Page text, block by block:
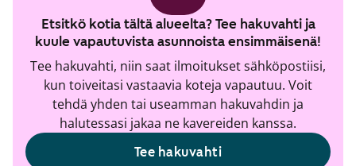
Etsitkö kotia tältä alueelta? Tee hakuvahti ja
kuule vapautuvista asunnoista ensimmäisenä!
Tee hakuvahti, niin saat ilmoitukset sähköpostiisi,
kun toiveitasi vastaavia koteja vapautuu. Voit
tehdä yhden tai useamman hakuvahdin ja
halutessasi jakaa ne kavereiden kanssa.
Tee hakuvahti